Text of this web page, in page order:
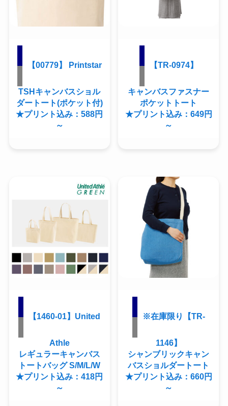
【00779】 Printstar
TSHキャンバスショル
ダートート(ポケット付)
★プリント込み：588円
～
【TR-0974】
キャンバスファスナー
ポケットトート
★プリント込み：649円
～
【1460-01】United
Athle
レギュラーキャンバス
トートバッグ S/M/L/W
★プリント込み：418円
～
※在庫限り【TR-
1146】
シャンブリックキャン
バスショルダートート
★プリント込み：660円
～